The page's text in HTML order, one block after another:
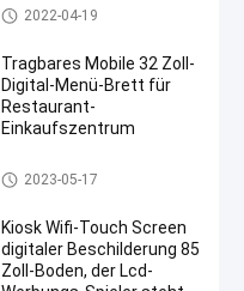
Digital Signage Kiosk
2022-04-19
Tragbares Mobile 32 Zoll-
Digital-Menü-Brett für
Restaurant-
Einkaufszentrum
Digital Signage Kiosk
2023-05-17
Kiosk Wifi-Touch Screen
digitaler Beschilderung 85
Zoll-Boden, der Lcd-